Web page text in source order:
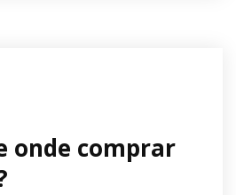
onde comprar